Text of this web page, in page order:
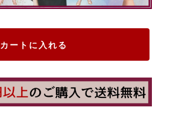
カートに入れる